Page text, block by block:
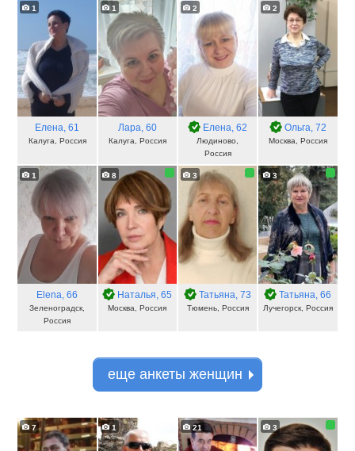
1
Елена, 61
Калуга, Россия
1
Лара, 60
Калуга, Россия
2
Елена, 62
Людиново,
Россия
2
Ольга, 72
Москва, Россия
1
Elena, 66
Зеленоградск,
Россия
8
Наталья, 65
Москва, Россия
3
Татьяна, 73
Тюмень, Россия
3
Татьяна, 66
Лучегорск, Россия
еще анкеты женщин
7 1 21 3